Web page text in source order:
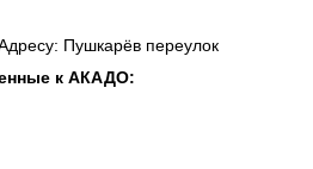
Пушкарёв переулок
к АКАДО: